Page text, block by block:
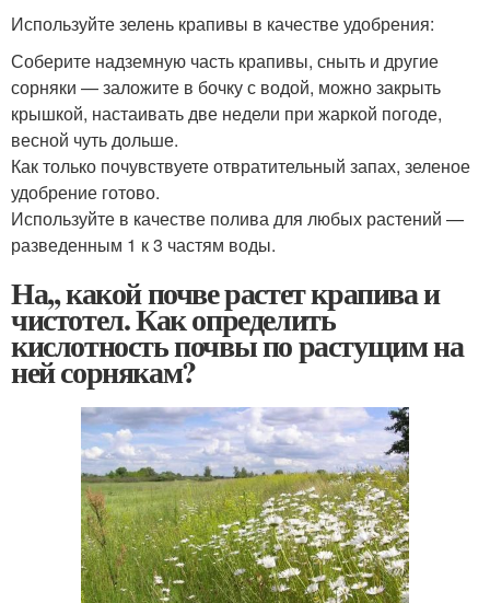
Используйте зелень крапивы в качестве удобрения:
Соберите надземную часть крапивы, сныть и другие
сорняки — заложите в бочку с водой, можно закрыть
крышкой, настаивать две недели при жаркой погоде,
весной чуть дольше.
Как только почувствуете отвратительный запах, зеленое
удобрение готово.
Используйте в качестве полива для любых растений —
разведенным 1 к 3 частям воды.
На,, какой почве растет крапива и
чистотел. Как определить
кислотность почвы по растущим на
ней сорнякам?